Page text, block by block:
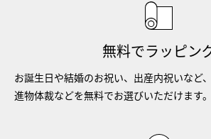
無料でラッピン
お誕生日や結婚のお祝い、出産内祝いなど
進物体裁などを無料でお選びいただけます。